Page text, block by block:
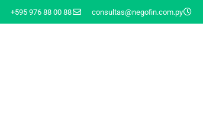
+595 976 88 00 88 consultas@negofin.com.py